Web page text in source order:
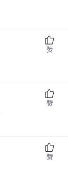
赞
赞
赞